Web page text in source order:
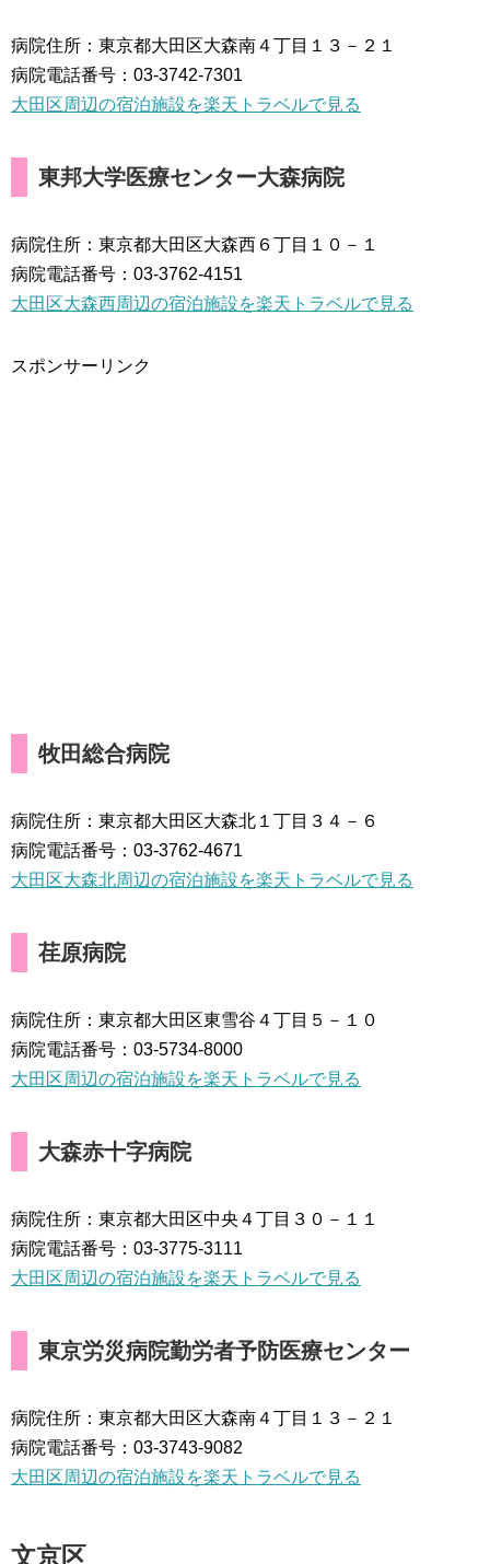
病院住所：東京都大田区大森南４丁目１３－２１
病院電話番号：03-3742-7301
大田区周辺の宿泊施設を楽天トラベルで見る
東邦大学医療センター大森病院
病院住所：東京都大田区大森西６丁目１０－１
病院電話番号：03-3762-4151
大田区大森西周辺の宿泊施設を楽天トラベルで見る
スポンサーリンク
牧田総合病院
病院住所：東京都大田区大森北１丁目３４－６
病院電話番号：03-3762-4671
大田区大森北周辺の宿泊施設を楽天トラベルで見る
荏原病院
病院住所：東京都大田区東雪谷４丁目５－１０
病院電話番号：03-5734-8000
大田区周辺の宿泊施設を楽天トラベルで見る
大森赤十字病院
病院住所：東京都大田区中央４丁目３０－１１
病院電話番号：03-3775-3111
大田区周辺の宿泊施設を楽天トラベルで見る
東京労災病院勤労者予防医療センター
病院住所：東京都大田区大森南４丁目１３－２１
病院電話番号：03-3743-9082
大田区周辺の宿泊施設を楽天トラベルで見る
文京区